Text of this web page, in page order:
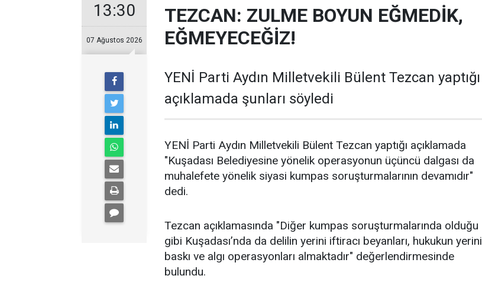
13:30
07 Ağustos 2026
TEZCAN: ZULME BOYUN EĞMEDİK,
EĞMEYECEĞİZ!
YENİ Parti Aydın Milletvekili Bülent Tezcan yaptığı
açıklamada şunları söyledi
YENİ Parti Aydın Milletvekili Bülent Tezcan yaptığı açıklamada
"Kuşadası Belediyesine yönelik operasyonun üçüncü dalgası da
muhalefete yönelik siyasi kumpas soruşturmalarının devamıdır"
dedi.
Tezcan açıklamasında "Diğer kumpas soruşturmalarında olduğu
gibi Kuşadası’nda da delilin yerini iftiracı beyanları, hukukun yerini
baskı ve algı operasyonları almaktadır" değerlendirmesinde
bulundu.